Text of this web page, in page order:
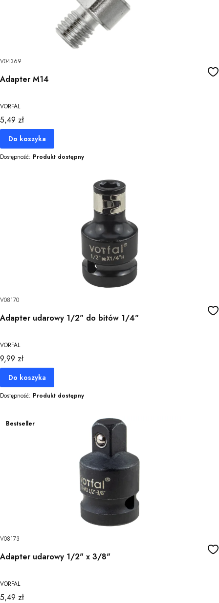
V04369
Adapter M14
VORFAL
Cena
5,49 zł
Do koszyka
Dostępność: Produkt dostępny
V08170
Adapter udarowy 1/2" do bitów 1/4"
VORFAL
Cena
9,99 zł
Do koszyka
Dostępność: Produkt dostępny
Bestseller
V08173
Adapter udarowy 1/2" x 3/8"
VORFAL
Cena
5,49 zł